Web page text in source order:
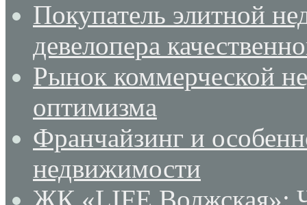
Покупатель элитной
девелопера
Рынок коммерческой
оптимизма
Франчайзинг и
недвижимости
ЖК «LIFE Волжская»: